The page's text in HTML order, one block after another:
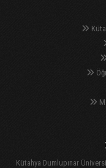
Kütahya Dumlupınar